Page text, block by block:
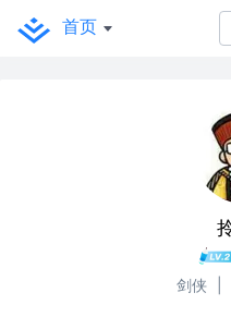
首页
剑侠